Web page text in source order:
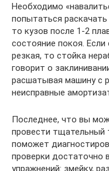
Необходимо
попытаться
то кузов после 1-2
состояние покоя.
резкая, то стойка
говорит о
расшатывая машину с
неисправные
Последнее, что вы
провести тщательный
поможет
проверки достаточно
упражнений: змейку,